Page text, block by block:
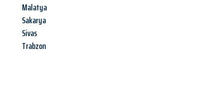
Malatya
Sakarya
Sivas
Trabzon